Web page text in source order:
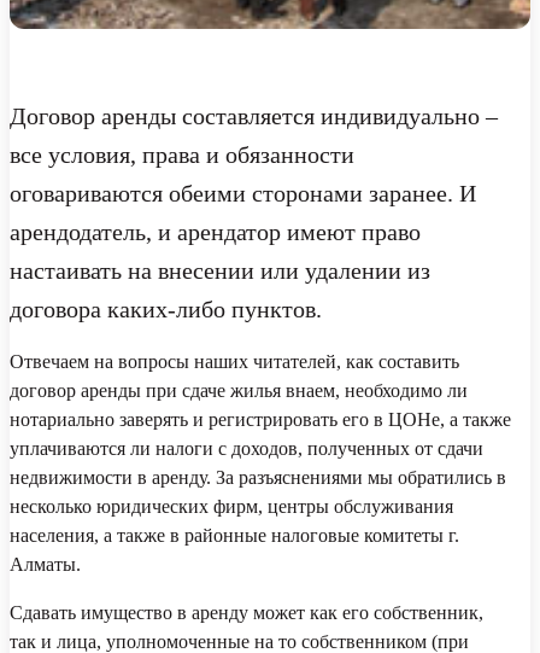
Договор аренды составляется индивидуально –
все условия, права и обязанности
оговариваются обеими сторонами заранее. И
арендодатель, и арендатор имеют право
настаивать на внесении или удалении из
договора каких-либо пунктов.
Отвечаем на вопросы наших читателей, как составить
договор аренды при сдаче жилья внаем, необходимо ли
нотариально заверять и регистрировать его в ЦОНе, а также
уплачиваются ли налоги с доходов, полученных от сдачи
недвижимости в аренду. За разъяснениями мы обратились в
несколько юридических фирм, центры обслуживания
населения, а также в районные налоговые комитеты г.
Алматы.
Сдавать имущество в аренду может как его собственник,
так и лица, уполномоченные на то собственником (при